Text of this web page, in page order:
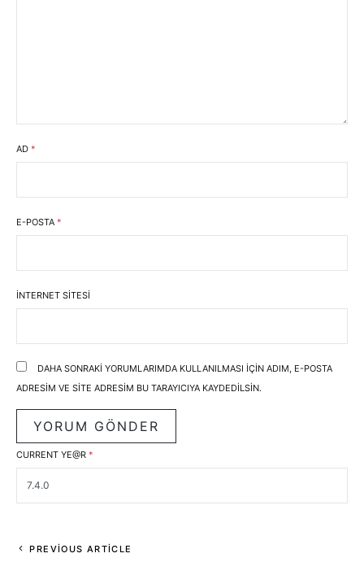
AD *
E-POSTA *
İNTERNET SITESI
DAHA SONRAKI YORUMLARIMDA KULLANILMASI IÇIN ADIM, E-POSTA
ADRESIM VE SITE ADRESIM BU TARAYICIYA KAYDEDILSIN.
CURRENT YE@R *
PREVIOUS ARTICLE